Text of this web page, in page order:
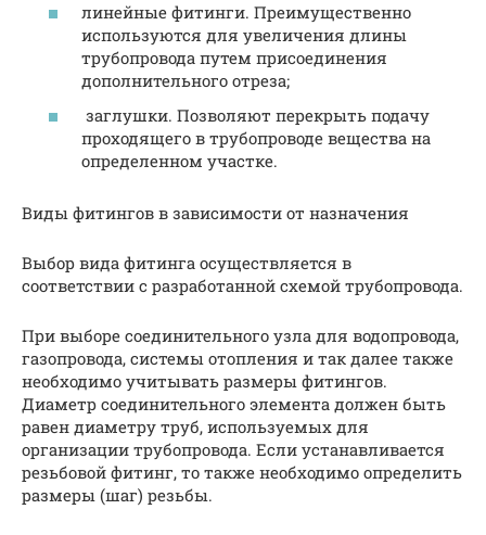
линейные фитинги. Преимущественно
используются для увеличения длины
трубопровода путем присоединения
дополнительного отреза;
заглушки. Позволяют перекрыть подачу
проходящего в трубопроводе вещества на
определенном участке.
Виды фитингов в зависимости от назначения
Выбор вида фитинга осуществляется в
соответствии с разработанной схемой трубопровода.
При выборе соединительного узла для водопровода,
газопровода, системы отопления и так далее также
необходимо учитывать размеры фитингов.
Диаметр соединительного элемента должен быть
равен диаметру труб, используемых для
организации трубопровода. Если устанавливается
резьбовой фитинг, то также необходимо определить
размеры (шаг) резьбы.